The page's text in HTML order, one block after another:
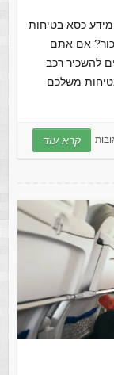
כסא בטיחות
אם אתם
להשכיר רכב
משלכם
קרא עוד